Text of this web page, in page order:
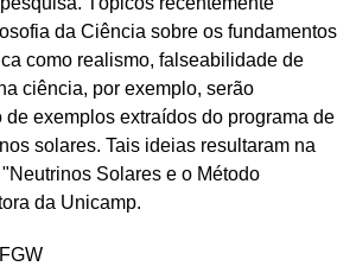
da Ciência sobre os fundamentos
como realismo, falseabilidade de
ciência, por exemplo, serão
exemplos extraídos do programa de
solares. Tais ideias resultaram na
Solares e o Método
da Unicamp.